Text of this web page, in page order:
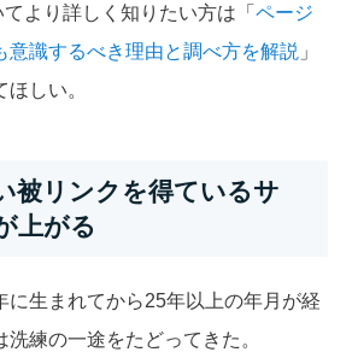
より詳しく知りたい方は「 ページ
意識するべき理由と調べ方を解説 」
しい。
被リンクを得ているサ
上がる
に生まれてから25年以上の年月が経
練の一途をたどってきた。